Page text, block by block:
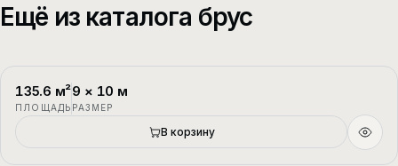
Ещё из каталога брус
П-1
135.6 м²
ПЛОЩАДЬ
9 × 10 м
РАЗМЕР
В корзину